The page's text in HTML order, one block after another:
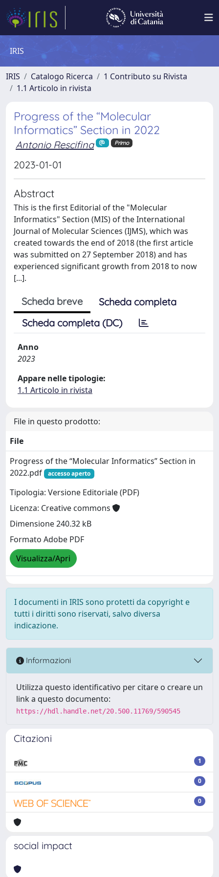
IRIS
IRIS Catalogo Ricerca
1 Contributo su Rivista
1.1 Articolo in rivista
Progress of the “Molecular
Informatics” Section in 2022
Antonio Rescifina Primo
2023-01-01
Abstract
This is the first Editorial of the "Molecular
Informatics" Section (MIS) of the International
Journal of Molecular Sciences (IJMS), which was
created towards the end of 2018 (the first article
was submitted on 27 September 2018) and has
experienced significant growth from 2018 to now
[...].
Scheda breve
Scheda completa
Scheda completa (DC)
Anno
2023
Appare nelle tipologie:
1.1 Articolo in rivista
File in questo prodotto:
File
Progress of the “Molecular Informatics” Section in
2022.pdf
accesso aperto
Tipologia: Versione Editoriale (PDF)
Licenza: Creative commons
Dimensione 240.32 kB
Formato Adobe PDF
Visualizza/Apri
I documenti in IRIS sono protetti da copyright e
tutti i diritti sono riservati, salvo diversa
indicazione.
Informazioni
Utilizza questo identificativo per citare o creare un
link a questo documento:
https://hdl.handle.net/20.500.11769/590545
Citazioni
1
0
0
social impact